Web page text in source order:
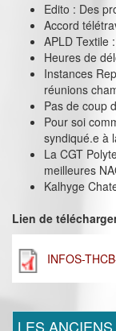
Edito : Des
Accord
APLD Textile
Heures de
Instances
réunions
Pas de coup
Pour soi
syndiqué.e à
La CGT
meilleures
Kalhyge
Lien de
INFOS-
LES